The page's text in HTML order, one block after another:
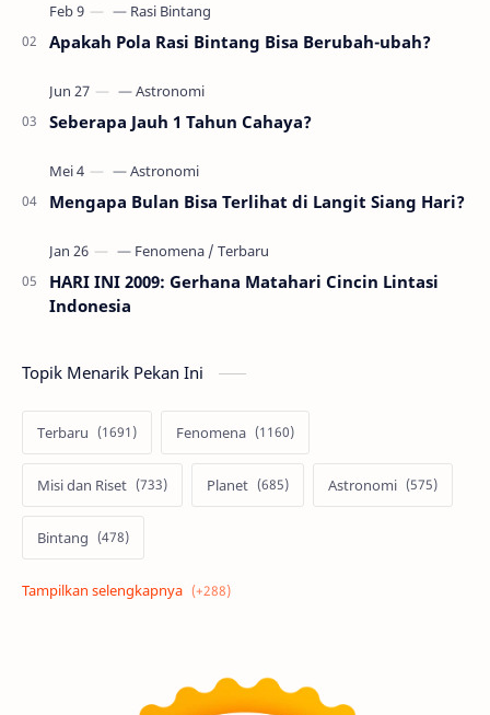
Apakah Pola Rasi Bintang Bisa Berubah-ubah?
Seberapa Jauh 1 Tahun Cahaya?
Mengapa Bulan Bisa Terlihat di Langit Siang Hari?
HARI INI 2009: Gerhana Matahari Cincin Lintasi
Indonesia
Topik Menarik Pekan Ini
Terbaru Fenomena
Misi dan Riset Planet Astronomi
Bintang
Alam semesta Galaksi
Tata Surya Hype